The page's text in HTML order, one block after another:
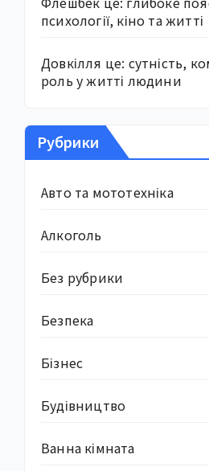
психології, кіно та житті
Довкілля це: сутність,
роль у житті людини
Рубрики
Авто та мототехніка
Алкоголь
Без рубрики
Безпека
Бізнес
Будівництво
Ванна кімната